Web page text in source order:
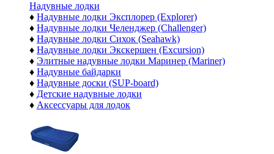
Надувные лодки
♦ Надувные лодки Эксплорер (Explorer)
♦ Надувные лодки Челенджер (Challenger)
♦ Надувные лодки Сихок (Seahawk)
♦ Надувные лодки Экскершен (Excursion)
♦ Элитные надувные лодки Маринер (Mariner)
♦ Надувные байдарки
♦ Надувные доски (SUP-board)
♦ Детские надувные лодки
♦ Аксессуары для лодок